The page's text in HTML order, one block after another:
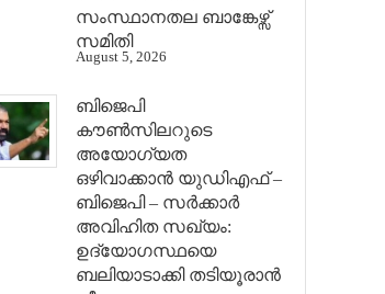
സംസ്ഥാനതല ബാങ്കേഴ്സ്
സമിതി
August 5, 2026
ബിജെപി
കൗൺസിലറുടെ
അയോഗ്യത
ഒഴിവാക്കാൻ യുഡിഎഫ് –
ബിജെപി – സർക്കാർ
അവിഹിത സഖ്യം:
ഉദ്യോഗസ്ഥയെ
ബലിയാടാക്കി തടിയൂരാൻ